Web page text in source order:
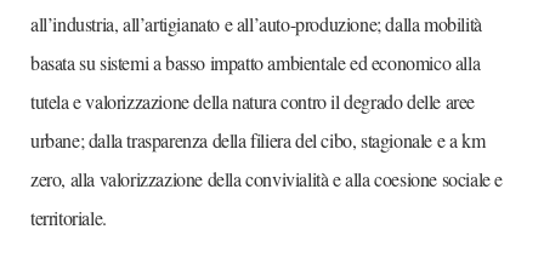
all’industria, all’artigianato e all’auto-produzione; dalla mobilità
basata su sistemi a basso impatto ambientale ed economico alla
tutela e valorizzazione della natura contro il degrado delle aree
urbane; dalla trasparenza della filiera del cibo, stagionale e a km
zero, alla valorizzazione della convivialità e alla coesione sociale e
territoriale.